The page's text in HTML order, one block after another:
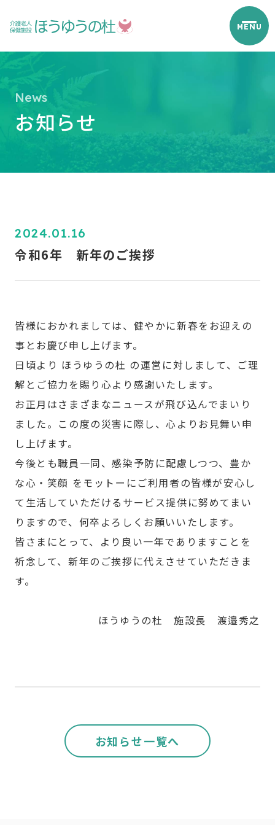
お知らせ
2024.01.16
令和6年 新年のご挨拶
皆様におかれましては、健やかに新春をお迎えの
事とお慶び申し上げます。
日頃より ほうゆうの杜 の運営に対しまして、ご理
解とご協力を賜り心より感謝いたします。
お正月はさまざまなニュースが飛び込んでまいり
ました。この度の災害に際し、心よりお見舞い申
し上げます。
今後とも職員一同、感染予防に配慮しつつ、豊か
な心・笑顔 をモットーにご利用者の皆様が安心し
て生活していただけるサービス提供に努めてまい
りますので、何卒よろしくお願いいたします。
皆さまにとって、より良い一年でありますことを
祈念して、新年のご挨拶に代えさせていただきま
す。
ほうゆうの杜 施設長 渡邉秀之
お知らせ一覧へ